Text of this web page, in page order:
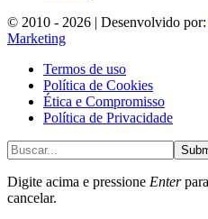
© 2010 - 2026 | Desenvolvido por:
Marketing
Termos de uso
Política de Cookies
Ética e Compromisso
Política de Privacidade
Digite acima e pressione Enter
cancelar.